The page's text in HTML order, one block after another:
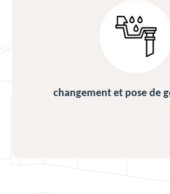
changement et pose de